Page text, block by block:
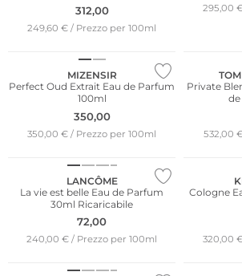
312,00
249,60 € / Prezzo per 100ml
295,00
MIZENSIR
Perfect Oud Extrait Eau de Parfum
100ml
350,00
350,00 € / Prezzo per 100ml
Private
532,00
LANCÔME
La vie est belle Eau de Parfum
30ml Ricaricabile
72,00
240,00 € / Prezzo per 100ml
Cologne
320,00